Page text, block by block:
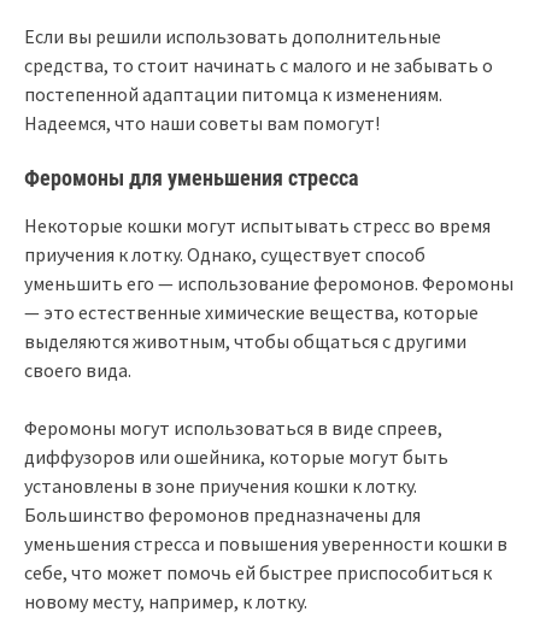
Если вы решили использовать дополнительные
средства, то стоит начинать с малого и не забывать о
постепенной адаптации питомца к изменениям.
Надеемся, что наши советы вам помогут!
Феромоны для уменьшения стресса
Некоторые кошки могут испытывать стресс во время
приучения к лотку. Однако, существует способ
уменьшить его — использование феромонов. Феромоны
— это естественные химические вещества, которые
выделяются животным, чтобы общаться с другими
своего вида.
Феромоны могут использоваться в виде спреев,
диффузоров или ошейника, которые могут быть
установлены в зоне приучения кошки к лотку.
Большинство феромонов предназначены для
уменьшения стресса и повышения уверенности кошки в
себе, что может помочь ей быстрее приспособиться к
новому месту, например, к лотку.